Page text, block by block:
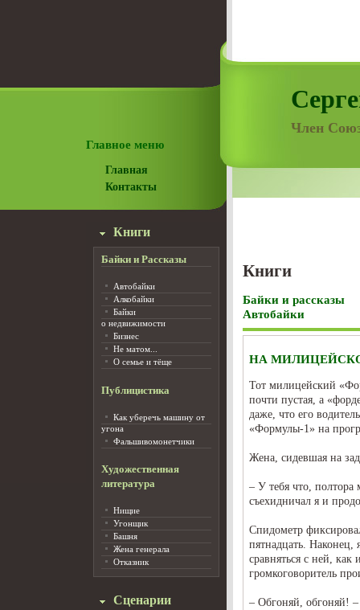
Главное меню
Главная
Контакты
Книги
Байки и Рассказы
Автобайки
Алкобайки
Байки
о недвижимости
Бизнес
Не матом...
О семье и тёще
Публицистика
Как уберечь машину от
угона
Фальшивомонетчики
Художественная
литература
Нищие
Угонщик
Башня
Жена генерала
Отказник
Сценарии
Член
Книги
Байки и рассказы
Автобайки
НА
Тот милицейский
почти пустая, а
даже, что его
«Формулы-1» на
Жена, сидевшая на
– У тебя что, полтора
съехидничал я и
Спидометр
пятнадцать.
сравняться с ней,
громкоговоритель
– Обгоняй, обгоняй! –